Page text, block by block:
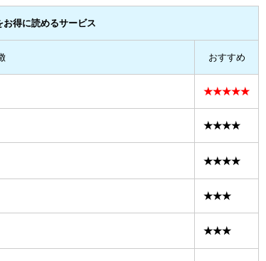
お得に読めるサービス
おすすめ
★★★★★
★★★★
★★★★
★★★
★★★